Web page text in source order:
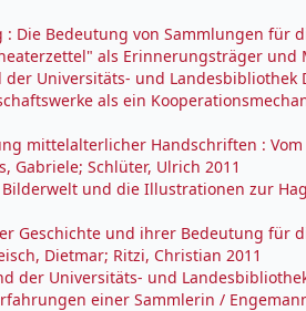
Die Bedeutung von Sammlungen für
als Erinnerungsträger
der Universitäts- und Landesbibliothek
als ein
mittelalterlicher Handschriften :
Gabriele; Schlüter, Ulrich 2011
und die Illustrationen zur
Geschichte und ihrer Bedeutung für
Dietmar; Ritzi, Christian 2011
der Universitäts- und
einer Sammlerin /